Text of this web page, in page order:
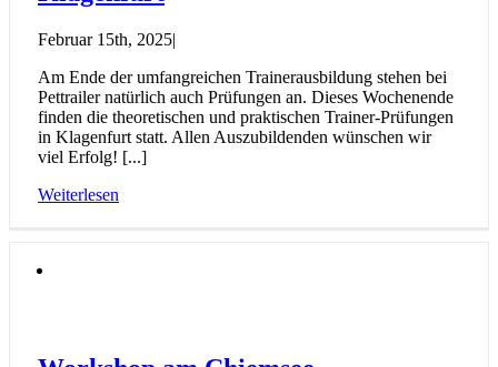
Februar 15th, 2025|
Am Ende der umfangreichen Trainerausbildung stehen bei
Pettrailer natürlich auch Prüfungen an. Dieses Wochenende
finden die theoretischen und praktischen Trainer-Prüfungen
in Klagenfurt statt. Allen Auszubildenden wünschen wir
viel Erfolg! [...]
Weiterlesen